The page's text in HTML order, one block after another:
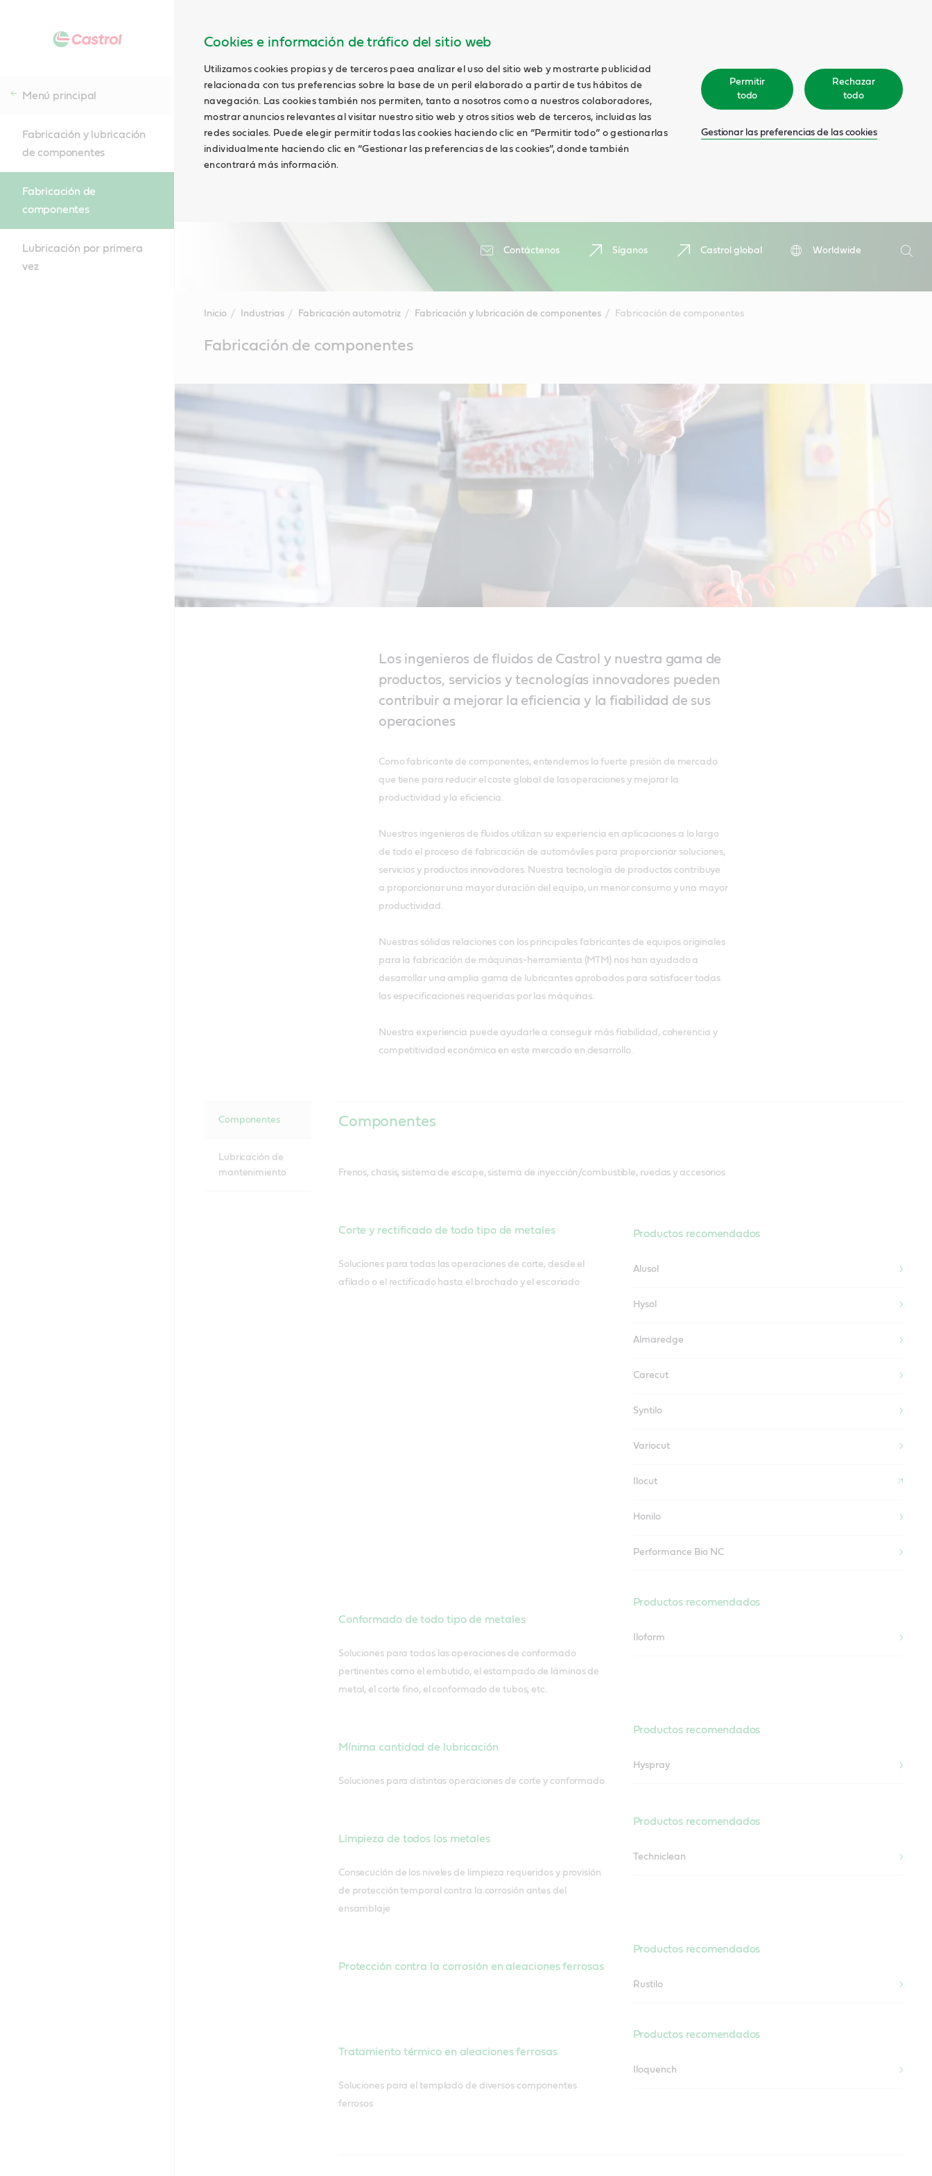
Cookies e información de tráfico del sitio web
Utilizamos cookies propias y de terceros paea analizar el uso del sitio web y mostrarte publicidad
relacionada con tus preferencias sobre la base de un peril elaborado a partir de tus hábitos de
navegación. Las cookies también nos permiten, tanto a nosotros como a nuestros colaboradores,
mostrar anuncios relevantes al visitar nuestro sitio web y otros sitios web de terceros, incluidas las
redes sociales. Puede elegir permitir todas las cookies haciendo clic en “Permitir todo” o gestionarlas
individualmente haciendo clic en “Gestionar las preferencias de las cookies”, donde también
encontrará más información.
Permitir
todo
Rechazar
todo
Gestionar las preferencias de las cookies
Contáctenos Síganos Castrol global
Worldwide
Buscar
Menú principal
Fabricación y lubricación
de componentes
Fabricación de
componentes
Lubricación por primera
vez
Inicio Industrias Fabricación automotriz Fabricación y lubricación de componentes Fabricación de componentes
ContentFabricación de componentes
Los ingenieros de fluidos de Castrol y nuestra gama de
productos, servicios y tecnologías innovadores pueden
contribuir a mejorar la eficiencia y la fiabilidad de sus
operaciones
Como fabricante de componentes, entendemos la fuerte presión de mercado
que tiene para reducir el coste global de las operaciones y mejorar la
productividad y la eficiencia.
Nuestros ingenieros de fluidos utilizan su experiencia en aplicaciones a lo largo
de todo el proceso de fabricación de automóviles para proporcionar soluciones,
servicios y productos innovadores. Nuestra tecnología de productos contribuye
a proporcionar una mayor duración del equipo, un menor consumo y una mayor
productividad.
Nuestras sólidas relaciones con los principales fabricantes de equipos originales
para la fabricación de máquinas-herramienta (MTM) nos han ayudado a
desarrollar una amplia gama de lubricantes aprobados para satisfacer todas
las especificaciones requeridas por las máquinas.
Nuestra experiencia puede ayudarle a conseguir más fiabilidad, coherencia y
competitividad económica en este mercado en desarrollo.
Componentes
Lubricación de
mantenimiento
Componentes
Frenos, chasis, sistema de escape, sistema de inyección/combustible, ruedas y accesorios
Corte y rectificado de todo tipo de metales
Soluciones para todas las operaciones de corte, desde el
afilado o el rectificado hasta el brochado y el escariado
Productos recomendados
Alusol
Hysol
Almaredge
Carecut
Syntilo
Variocut
Ilocut
Honilo
Performance Bio NC
Conformado de todo tipo de metales
Soluciones para todas las operaciones de conformado
pertinentes como el embutido, el estampado de láminas de
metal, el corte fino, el conformado de tubos, etc.
Productos recomendados
Iloform
Mínima cantidad de lubricación
Soluciones para distintas operaciones de corte y conformado
Productos recomendados
Hyspray
Limpieza de todos los metales
Consecución de los niveles de limpieza requeridos y provisión
de protección temporal contra la corrosión antes del
ensamblaje
Productos recomendados
Techniclean
Protección contra la corrosión en aleaciones ferrosas
Productos recomendados
Rustilo
Tratamiento térmico en aleaciones ferrosas
Soluciones para el templado de diversos componentes
ferrosos
Productos recomendados
Iloquench